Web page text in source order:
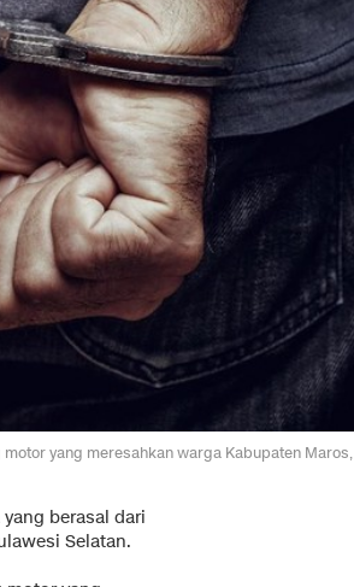
yang meresahkan warga Kabupaten Maros,
berasal dari
Selatan.